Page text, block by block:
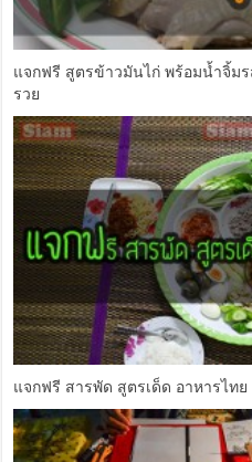
แจกฟรี สูตรข้าวมันไก่ พร้อมน้ำจิ้มร
รวย
แจกฟรี สารพัด สูตรเด็ด อาหารไท